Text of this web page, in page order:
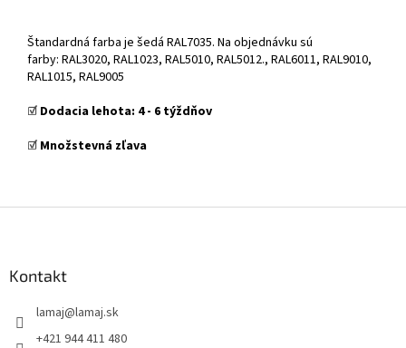
Štandardná farba je šedá RAL7035. Na objednávku sú
farby: RAL3020, RAL1023, RAL5010, RAL5012., RAL6011, RAL9010,
RAL1015, RAL9005
☑️ Dodacia lehota: 4 - 6 týždňov
☑️ Množstevná zľava
Kontakt
lamaj@lamaj.sk
+421 944 411 480